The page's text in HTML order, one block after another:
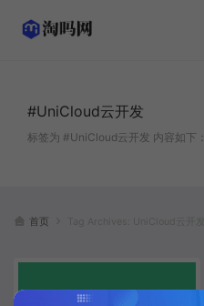
#UniCloud云开发
标签为 #UniCloud云开发 内容如下：
首页